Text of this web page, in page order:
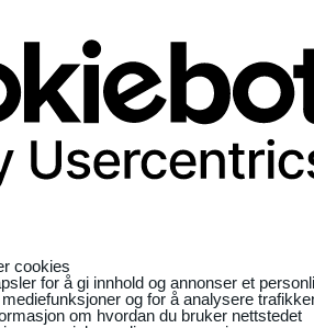
cookies
for å gi innhold og annonser et
og for å analysere
om hvordan du bruker nettstedet